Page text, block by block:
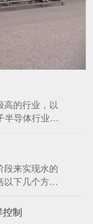
高的行业，以
半导体行业：
例如，芯片
面的杂质清
品率。哪怕是
片电路短路或
段来实现水的
以下几个方
无烟煤等介
制